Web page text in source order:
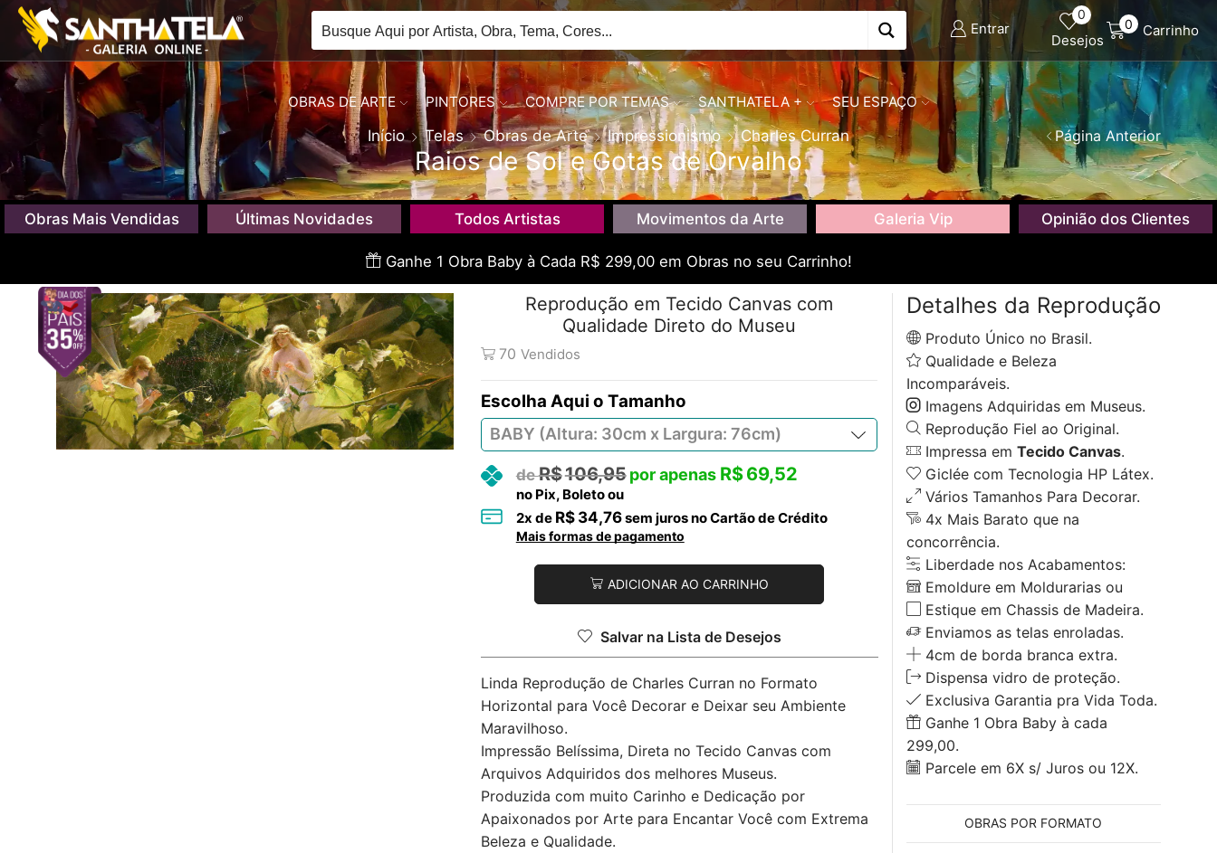
Entrar
0
Desejos
0 Carrinho
OBRAS DE ARTE PINTORES COMPRE POR TEMAS SANTHATELA + SEU ESPAÇO
Início Telas Obras de Arte Impressionismo Charles Curran
Raios de Sol e Gotas de Orvalho
Página Anterior
Obras Mais Vendidas Últimas Novidades Todos Artistas Movimentos da Arte Galeria Vip Opinião dos Clientes
Ganhe 1 Obra Baby à Cada R$ 299,00 em Obras no seu Carrinho!
Reprodução em Tecido Canvas com
Qualidade Direto do Museu
70 Vendidos
Tamanho
R$106,95 R$69,52
no Pix, Boleto ou
2x de R$ 34,76sem juros no Cartão de Crédito
Mais formas de pagamento
ADICIONAR AO CARRINHO
Salvar na Lista de Desejos
Linda Reprodução de Charles Curran no Formato
Horizontal para Você Decorar e Deixar seu Ambiente
Maravilhoso.
Impressão Belíssima, Direta no Tecido Canvas com
Arquivos Adquiridos dos melhores Museus.
Produzida com muito Carinho e Dedicação por
Apaixonados por Arte para Encantar Você com Extrema
Beleza e Qualidade.
Detalhes da Reprodução
Produto Único no Brasil.
Qualidade e Beleza
Incomparáveis.
Imagens Adquiridas em Museus.
Reprodução Fiel ao Original.
Impressa em Tecido Canvas.
Giclée com Tecnologia HP Látex.
Vários Tamanhos Para Decorar.
4x Mais Barato que na
concorrência.
Liberdade nos Acabamentos:
Emoldure em Moldurarias ou
Estique em Chassis de Madeira.
Enviamos as telas enroladas.
4cm de borda branca extra.
Dispensa vidro de proteção.
Exclusiva Garantia pra Vida Toda.
Ganhe 1 Obra Baby à cada
299,00.
Parcele em 6X s/ Juros ou 12X.
OBRAS POR FORMATO